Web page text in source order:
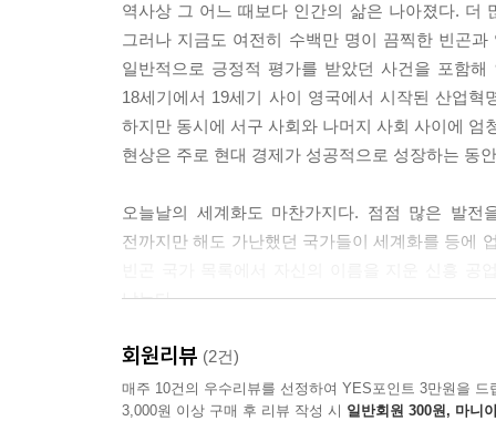
어떤 이념을 가졌는가에 관계없이 한국을 잘사는
은 사람마다 다르다. 피케티 식으로 잘사는 국가
될 것이다. 진정 잘사는 국가는 모든 국민이 빈곤
빈곤과 성장은 같이 가야 하며 분리시켜서는 안
의 사고가 우리 사회에 퍼지면, 우리는 다시 빈곤
역사상 그 어느 때보다 인간의 삶은 나아졌다. 더
그러나 지금도 여전히 수백만 명이 끔찍한 빈곤
일반적으로 긍정적 평가를 받았던 사건을 포함
18세기에서 19세기 사이 영국에서 시작된 산업
하지만 동시에 서구 사회와 나머지 사회 사이에
현상은 주로 현대 경제가 성공적으로 성장하는 동
오늘날의 세계화도 마찬가지다. 점점 많은 발
전까지만 해도 가난했던 국가들이 세계화를 등에
남는다.
지금 왜 우리는 불평등에 주목하는가!
어떤 사람은 당신보다 훨씬 더 건강하고 부유하다
회원리뷰 (2건)
매주 10건의 우수리뷰를 선정하여 YES포인트 3만원을 드
3,000원 이상 구매 후 리뷰 작성 시 일반회원 300원, 마니